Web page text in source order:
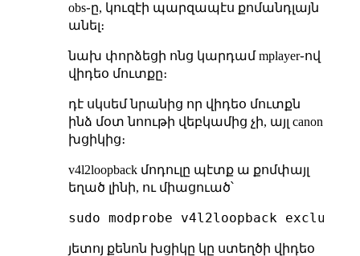
obs֊ը, կուզէի պարզապէս քոմանդլայն
անել։
նախ փորձեցի ոնց կարդամ mplayer֊ով
վիդեօ մուտքը։
դէ սկսեմ նրանից որ վիդեօ մուտքն
ինձ մօտ նոութի վեբկամից չի, այլ canon
խցիկից։
v4l2loopback մոդուլը պէտք ա քոմփայլ
եղած լինի, ու միացուած՝
յետոյ քենոն խցիկը կը ստեղծի վիդեօ